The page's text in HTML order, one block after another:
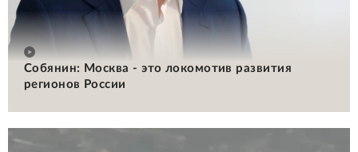
Собянин: Москва - это локомотив развития
регионов России